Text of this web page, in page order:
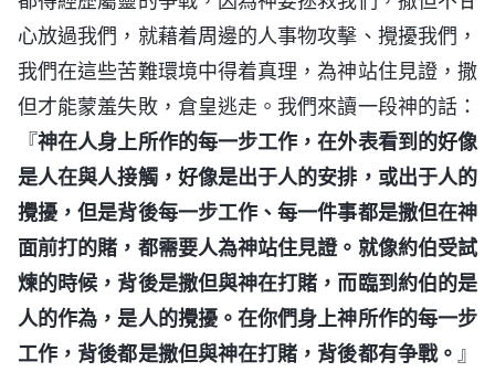
心放過我們，就藉着周邊的人事物攻擊、攪擾我們，
我們在這些苦難環境中得着真理，為神站住見證，撒
但才能蒙羞失敗，倉皇逃走。我們來讀一段神的話：
『神在人身上所作的每一步工作，在外表看到的好像
是人在與人接觸，好像是出于人的安排，或出于人的
攪擾，但是背後每一步工作、每一件事都是撒但在神
面前打的賭，都需要人為神站住見證。就像約伯受試
煉的時候，背後是撒但與神在打賭，而臨到約伯的是
人的作為，是人的攪擾。在你們身上神所作的每一步
工作，背後都是撒但與神在打賭，背後都有争戰。 』